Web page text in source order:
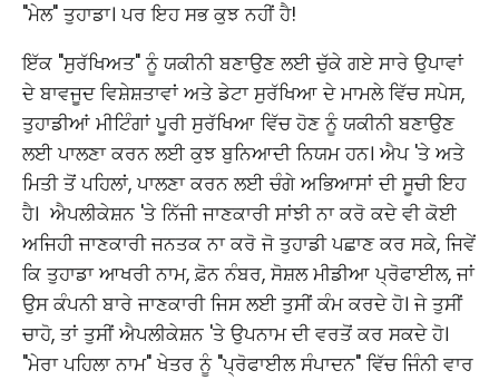
"ਮੇਲ" ਤੁਹਾਡਾ। ਪਰ ਇਹ ਸਭ ਕੁਝ ਨਹੀਂ ਹੈ!
ਇੱਕ "ਸੁਰੱਖਿਅਤ" ਨੂੰ ਯਕੀਨੀ ਬਣਾਉਣ ਲਈ ਚੁੱਕੇ ਗਏ ਸਾਰੇ ਉਪਾਵਾਂ
ਦੇ ਬਾਵਜੂਦ ਵਿਸ਼ੇਸ਼ਤਾਵਾਂ ਅਤੇ ਡੇਟਾ ਸੁਰੱਖਿਆ ਦੇ ਮਾਮਲੇ ਵਿੱਚ ਸਪੇਸ,
ਤੁਹਾਡੀਆਂ ਮੀਟਿੰਗਾਂ ਪੂਰੀ ਸੁਰੱਖਿਆ ਵਿੱਚ ਹੋਣ ਨੂੰ ਯਕੀਨੀ ਬਣਾਉਣ
ਲਈ ਪਾਲਣਾ ਕਰਨ ਲਈ ਕੁਝ ਬੁਨਿਆਦੀ ਨਿਯਮ ਹਨ। ਐਪ 'ਤੇ ਅਤੇ
ਮਿਤੀ ਤੋਂ ਪਹਿਲਾਂ, ਪਾਲਣਾ ਕਰਨ ਲਈ ਚੰਗੇ ਅਭਿਆਸਾਂ ਦੀ ਸੂਚੀ ਇਹ
ਹੈ। ​ ਐਪਲੀਕੇਸ਼ਨ 'ਤੇ ਨਿੱਜੀ ਜਾਣਕਾਰੀ ਸਾਂਝੀ ਨਾ ਕਰੋ ਕਦੇ ਵੀ ਕੋਈ
ਅਜਿਹੀ ਜਾਣਕਾਰੀ ਜਨਤਕ ਨਾ ਕਰੋ ਜੋ ਤੁਹਾਡੀ ਪਛਾਣ ਕਰ ਸਕੇ, ਜਿਵੇਂ
ਕਿ ਤੁਹਾਡਾ ਆਖਰੀ ਨਾਮ, ਫ਼ੋਨ ਨੰਬਰ, ਸੋਸ਼ਲ ਮੀਡੀਆ ਪ੍ਰੋਫਾਈਲ, ਜਾਂ
ਉਸ ਕੰਪਨੀ ਬਾਰੇ ਜਾਣਕਾਰੀ ਜਿਸ ਲਈ ਤੁਸੀਂ ਕੰਮ ਕਰਦੇ ਹੋ। ਜੇ ਤੁਸੀਂ
ਚਾਹੋ, ਤਾਂ ਤੁਸੀਂ ਐਪਲੀਕੇਸ਼ਨ 'ਤੇ ਉਪਨਾਮ ਦੀ ਵਰਤੋਂ ਕਰ ਸਕਦੇ ਹੋ।
"ਮੇਰਾ ਪਹਿਲਾ ਨਾਮ" ਖੇਤਰ ਨੂੰ "ਪ੍ਰੋਫਾਈਲ ਸੰਪਾਦਨ" ਵਿੱਚ ਜਿੰਨੀ ਵਾਰ